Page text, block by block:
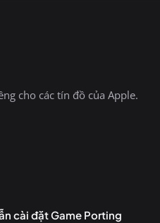
cho các tín đồ của Apple.
cài đặt Game Porting